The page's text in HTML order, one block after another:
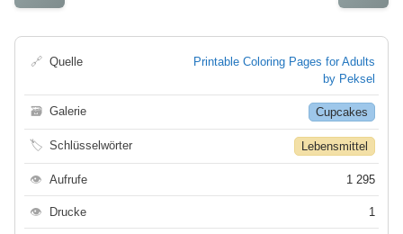
🔗 Quelle
Printable Coloring Pages for Adults
by Peksel
🗃 Galerie Cupcakes
🏷 Schlüsselwörter Lebensmittel
👁 Aufrufe 1 295
👁 Drucke 1